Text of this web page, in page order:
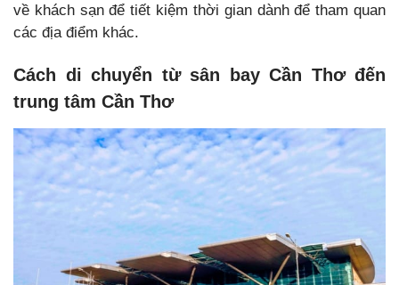
về khách sạn để tiết kiệm thời gian dành để tham quan
các địa điểm khác.
Cách di chuyển từ sân bay Cần Thơ đến
trung tâm Cần Thơ